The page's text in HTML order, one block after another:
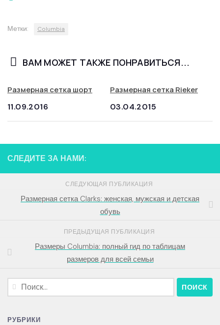
Метки: Columbia
ВАМ МОЖЕТ ТАКЖЕ ПОНРАВИТЬСЯ...
Размерная сетка шорт
11.09.2016
Размерная сетка Rieker
03.04.2015
СЛЕДИТЕ ЗА НАМИ:
СЛЕДУЮЩАЯ ПУБЛИКАЦИЯ
Размерная сетка Clarks: женская, мужская и детская
обувь
ПРЕДЫДУЩАЯ ПУБЛИКАЦИЯ
Размеры Columbia: полный гид по таблицам
размеров для всей семьи
Найти:
РУБРИКИ